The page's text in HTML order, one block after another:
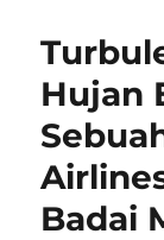
Hujan
Badai